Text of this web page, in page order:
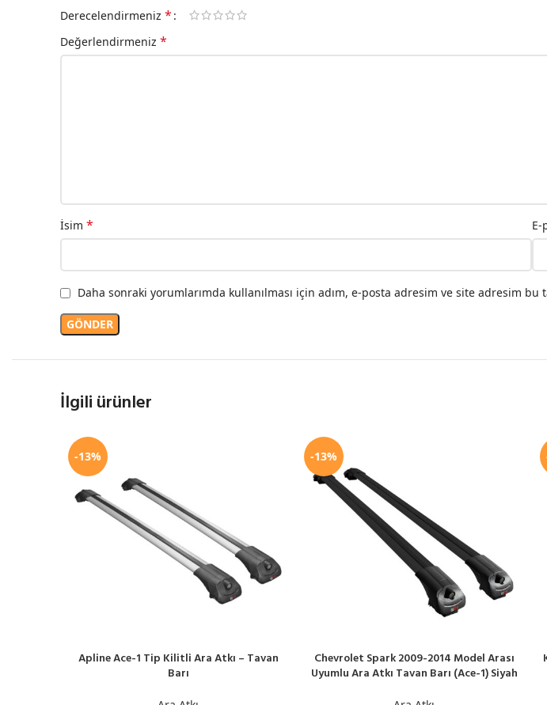
Derecelendirmeniz *
Değerlendirmeniz *
İsim * E-
Daha sonraki yorumlarımda kullanılması için adım, e-posta adresim ve site adresim bu
İlgili ürünler
-13%
SEPETE EKLE
Apline Ace-1 Tip Kilitli Ara Atkı – Tavan
Barı
-13%
SEPETE EKLE
Chevrolet Spark 2009-2014 Model Arası
Uyumlu Ara Atkı Tavan Barı (Ace-1) Siyah